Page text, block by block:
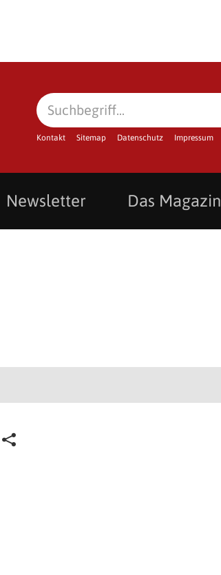
Kontakt Sitemap Datenschutz Impressum
Newsletter Das Magazin